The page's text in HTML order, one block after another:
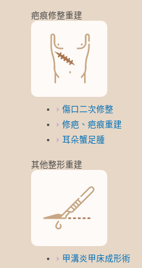
疤痕修整重建
傷口二次修整
修疤、疤痕重建
耳朵蟹足腫
其他整形重建
甲溝炎甲床成形術